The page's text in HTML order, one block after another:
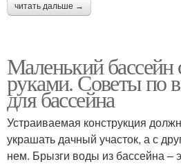
читать дальше →
Маленький бассейн
руками. Советы по
для бассейна
Устраиваемая конструкция
украшать дачный участок, а с
нем. Брызги воды из бассейна –